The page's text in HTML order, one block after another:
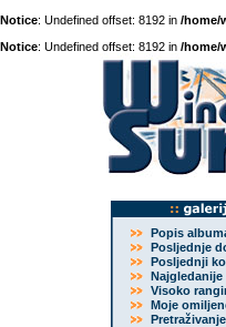
Notice: Undefined offset: 8192 in /home/
Notice: Undefined offset: 8192 in /home/
Popis
Posljednje
Posljednji
Najgledanije
Visoko
Moje
Pretraživanje